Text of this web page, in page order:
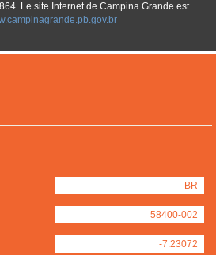
BR
58400-002
-7.23072
Le site Internet de Campina Grande est